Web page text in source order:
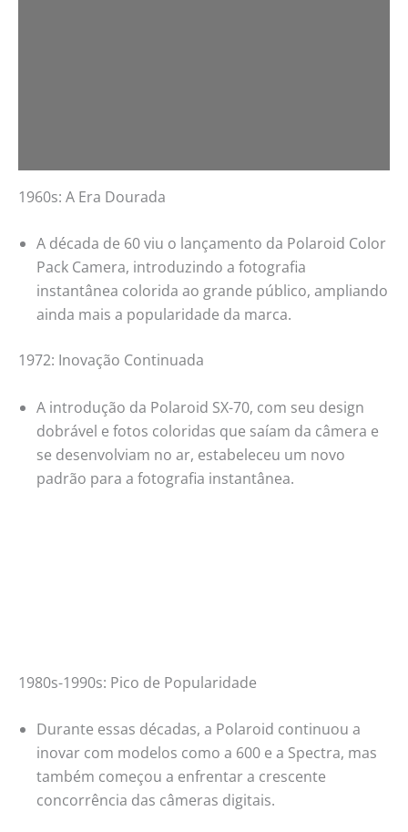
1960s: A Era Dourada
A década de 60 viu o lançamento da Polaroid Color
Pack Camera, introduzindo a fotografia
instantânea colorida ao grande público, ampliando
ainda mais a popularidade da marca.
1972: Inovação Continuada
A introdução da Polaroid SX-70, com seu design
dobrável e fotos coloridas que saíam da câmera e
se desenvolviam no ar, estabeleceu um novo
padrão para a fotografia instantânea.
1980s-1990s: Pico de Popularidade
Durante essas décadas, a Polaroid continuou a
inovar com modelos como a 600 e a Spectra, mas
também começou a enfrentar a crescente
concorrência das câmeras digitais.